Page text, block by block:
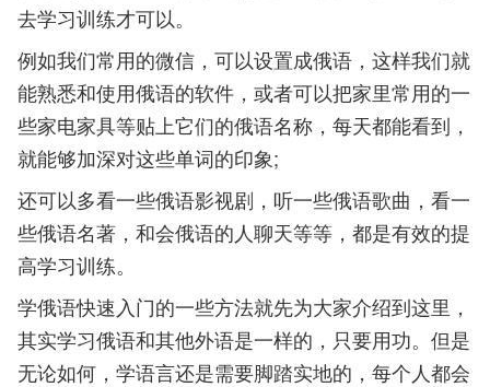
去学习训练才可以。
例如我们常用的微信，可以设置成俄语，这样我们就
能熟悉和使用俄语的软件，或者可以把家里常用的一
些家电家具等贴上它们的俄语名称，每天都能看到，
就能够加深对这些单词的印象;
还可以多看一些俄语影视剧，听一些俄语歌曲，看一
些俄语名著，和会俄语的人聊天等等，都是有效的提
高学习训练。
学俄语快速入门的一些方法就先为大家介绍到这里，
其实学习俄语和其他外语是一样的，只要用功。但是
无论如何，学语言还是需要脚踏实地的，每个人都会